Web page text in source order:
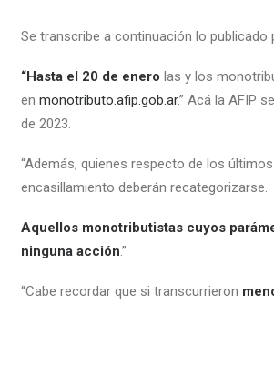
Se transcribe a continuación lo
“Hasta el 20 de enero las y los
enmonotributo.afip.gob.ar.” Acá la AFIP
de 2023.
“Además, quienes respecto de los
encasillamiento deberán recategorizarse.
Aquellos monotributistas cuyos
ninguna acción.”
“Cabe recordar que si transcurrieron